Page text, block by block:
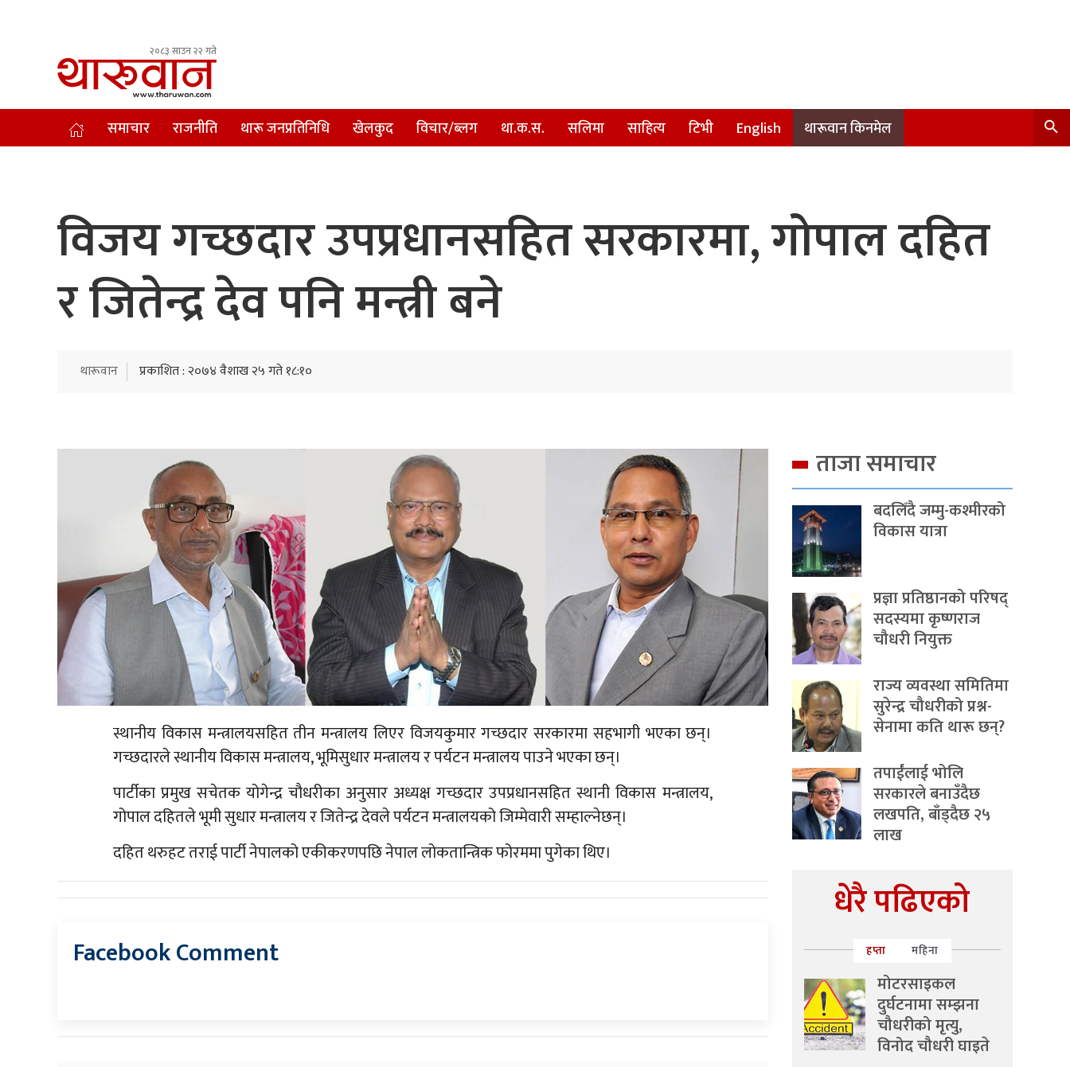
२०८३ साउन २२ गते
Leading Newsportal from Tharu Community Nepal.
समाचार राजनीति थारू जनप्रतिनिधि खेलकुद विचार/ब्लग था.क.स. सलिमा साहित्य टिभी English थारूवान किनमेल
विजय गच्छदार उपप्रधानसहित सरकारमा, गोपाल दहित
र जितेन्द्र देव पनि मन्त्री बने
थारूवान प्रकाशित : २०७४ वैशाख २५ गते १८:१०
स्थानीय विकास मन्त्रालयसहित तीन मन्त्रालय लिएर विजयकुमार गच्छदार सरकारमा सहभागी भएका छन्।
गच्छदारले स्थानीय विकास मन्त्रालय, भूमिसुधार मन्त्रालय र पर्यटन मन्त्रालय पाउने भएका छन्।
पार्टीका प्रमुख सचेतक योगेन्द्र चौधरीका अनुसार अध्यक्ष गच्छदार उपप्रधानसहित स्थानी विकास मन्त्रालय,
गोपाल दहितले भूमी सुधार मन्त्रालय र जितेन्द्र देवले पर्यटन मन्त्रालयको जिम्मेवारी सम्हाल्नेछन्।
दहित थरुहट तराई पार्टी नेपालको एकीकरणपछि नेपाल लोकतान्त्रिक फोरममा पुगेका थिए।
Facebook Comment
ताजा समाचार
बदलिँदै जम्मु-कश्मीरको
विकास यात्रा
प्रज्ञा प्रतिष्ठानको परिषद्
सदस्यमा कृष्णराज
चौधरी नियुक्त
राज्य व्यवस्था समितिमा
सुरेन्द्र चौधरीको प्रश्न-
सेनामा कति थारू छन्?
तपाईंलाई भोलि
सरकारले बनाउँदैछ
लखपति, बाँड्दैछ २५
लाख
धेरै पढिएको
हप्ता महिना
मोटरसाइकल
दुर्घटनामा सम्झना
चौधरीको मृत्यु,
विनोद चौधरी घाइते